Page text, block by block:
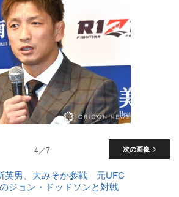
次の画像
4／7
英男、大みそか参戦 元UFC
ジョン・ドッドソンと対戦